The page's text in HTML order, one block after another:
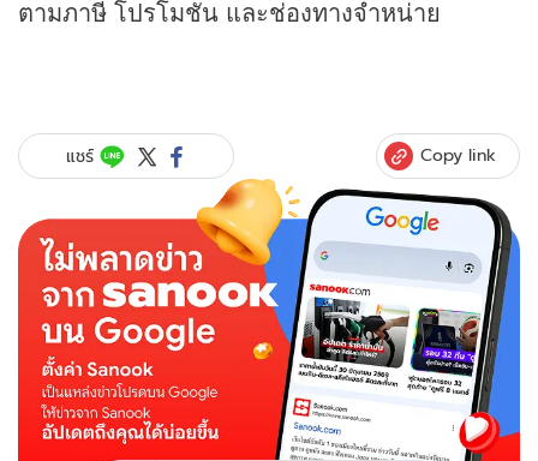
ตามภาษี โปรโมชัน และช่องทางจำหน่าย
แชร์ Copy link